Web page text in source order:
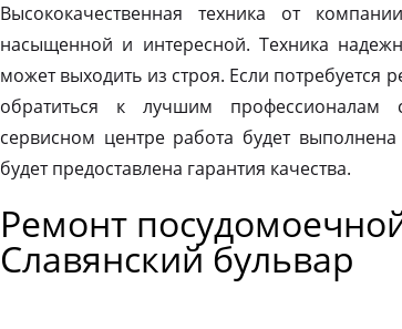
Высококачественная техника от
насыщенной и интересной. Техника
может выходить из строя. Если потребуется
обратиться к лучшим профессионалам
сервисном центре работа будет
будет предоставлена гарантия качества.
Ремонт
Славянский бульвар